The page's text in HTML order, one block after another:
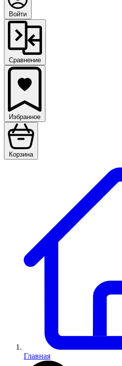
Войти
Сравнение
Избранное
Корзина
Главная